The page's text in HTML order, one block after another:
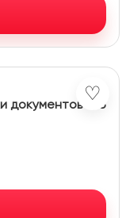
♡
документов х/б